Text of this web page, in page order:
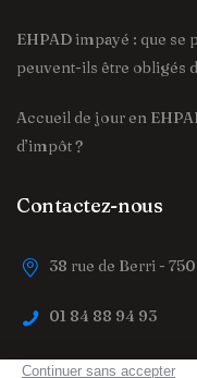
EHPAD impayé : que
peuvent-ils être obligés
Accueil de jour en
d’impôt ?
Contactez-nous
38 rue de Berri -
01 84 88 94 93
contact@trouver-